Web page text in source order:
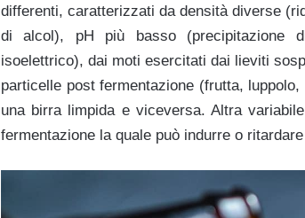
differenti, caratterizzati da densità diverse
di alcol), pH più basso (precipitazione
isoelettrico), dai moti esercitati dai lieviti
particelle post fermentazione (frutta,
una birra limpida e viceversa. Altra
fermentazione la quale può indurre o